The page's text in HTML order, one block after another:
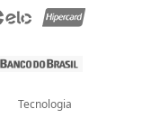
Tecnologia